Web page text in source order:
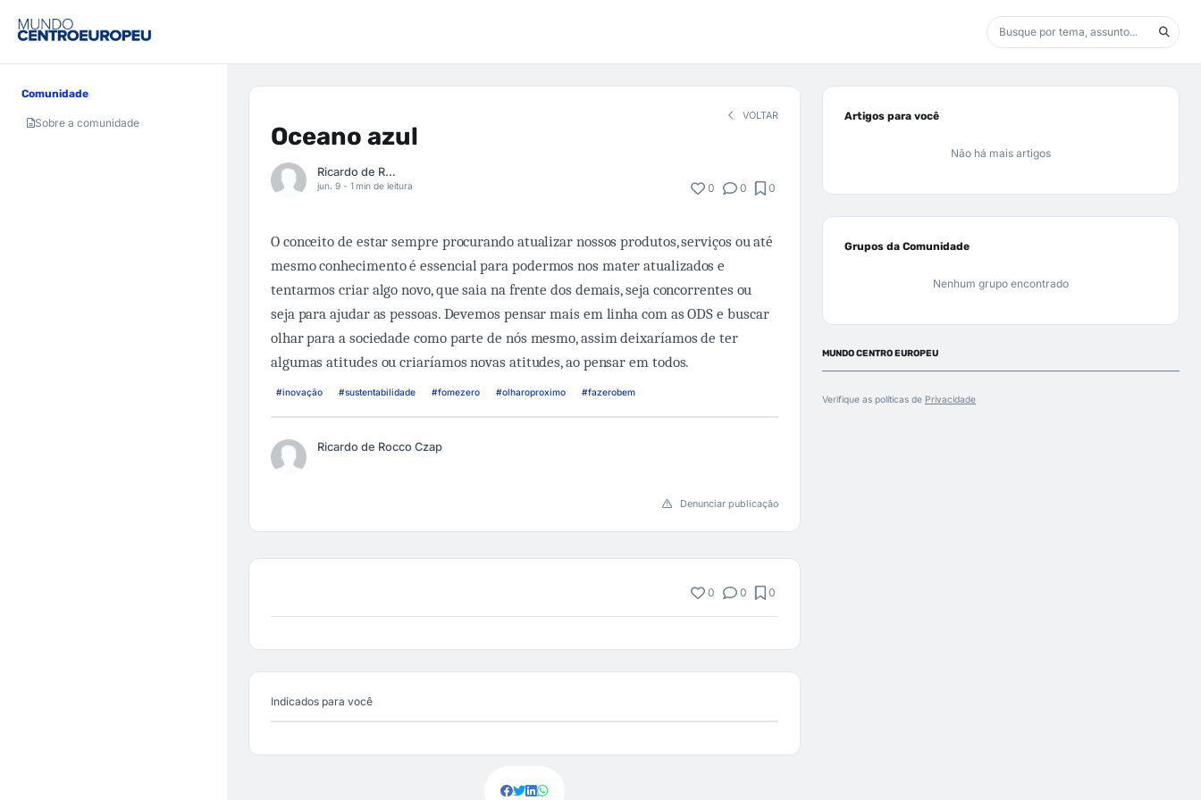
Comunidade
Sobre a comunidade
VOLTAR
Oceano azul
Ricardo de Rocco Czap
jun. 9 - 1 min de leitura 0 0 0
O conceito de estar sempre procurando atualizar nossos produtos, serviços ou até
mesmo conhecimento é essencial para podermos nos mater atualizados e
tentarmos criar algo novo, que saia na frente dos demais, seja concorrentes ou
seja para ajudar as pessoas. Devemos pensar mais em linha com as ODS e buscar
olhar para a sociedade como parte de nós mesmo, assim deixaríamos de ter
algumas atitudes ou criaríamos novas atitudes, ao pensar em todos.
#inovação #sustentabilidade #fomezero #olharoproximo #fazerobem
Ricardo de Rocco Czap
Denunciar publicação
0 0 0
Indicados para você
Artigos para você
Não há mais artigos
Grupos da Comunidade
Nenhum grupo encontrado
MUNDO CENTRO EUROPEU
Verifique as políticas de Privacidade